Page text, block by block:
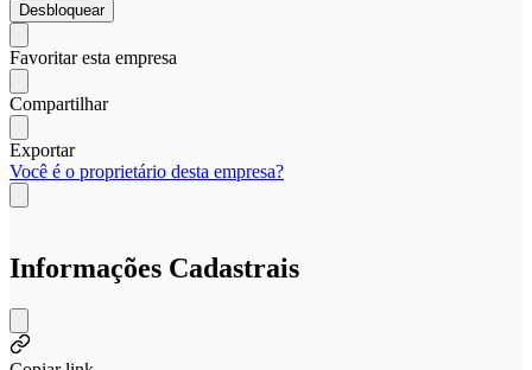
Desbloquear
Favoritar esta empresa
Compartilhar
Exportar
Você é o proprietário desta empresa?
Informações Cadastrais